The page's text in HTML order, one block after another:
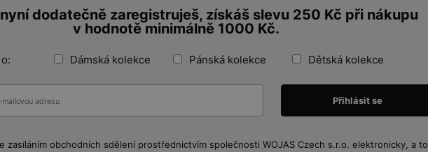
dodatečně zaregistruješ, získáš slevu 250 Kč při nákupu
v hodnotě minimálně 1000 Kč.
Dámská kolekce Pánská kolekce Dětská kolekce
zasíláním obchodních sdělení prostřednictvím společnosti WOJAS Czech s.r.o. elektronicky, a to